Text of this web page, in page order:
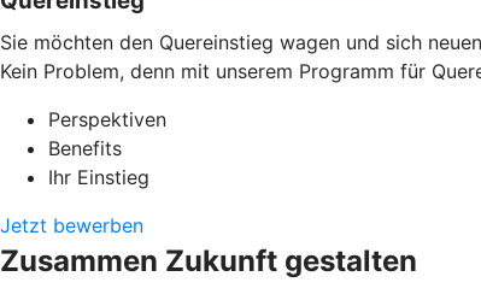
Sie möchten den Quereinstieg wagen und sich
Kein Problem, denn mit unserem Programm für
Perspektiven
Benefits
Ihr Einstieg
Jetzt bewerben
Zusammen Zukunft gestalten